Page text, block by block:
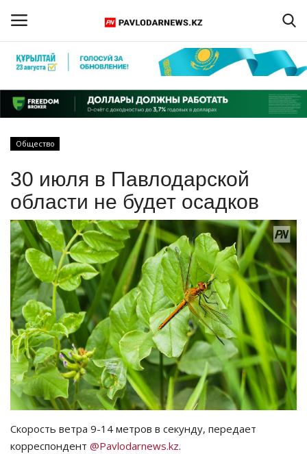
Регистрация
Главная
ПАВЛОДАРСКАЯ ОБЛАСТЬ
КАЗАХСТАН
МИР
СПЕЦПРОЕКТЫ
СПОРТ
Чек-лист
РАЗВЛЕЧЕНИЯ
OFFICIAL
Общество
30 июля в Павлодарской
области не будет осадков
Скорость ветра 9-14 метров в секунду, передает
корреспондент @Pavlodarnews.kz.